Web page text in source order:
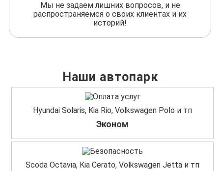
Мы не задаем лишних вопросов, и не
распространяемся о своих клиентах и их
историй!
Наши автопарк
Hyundai Solaris, Kia Rio, Volkswagen Polo и тп
Эконом
Scoda Octavia, Kia Cerato, Volkswagen Jetta и тп